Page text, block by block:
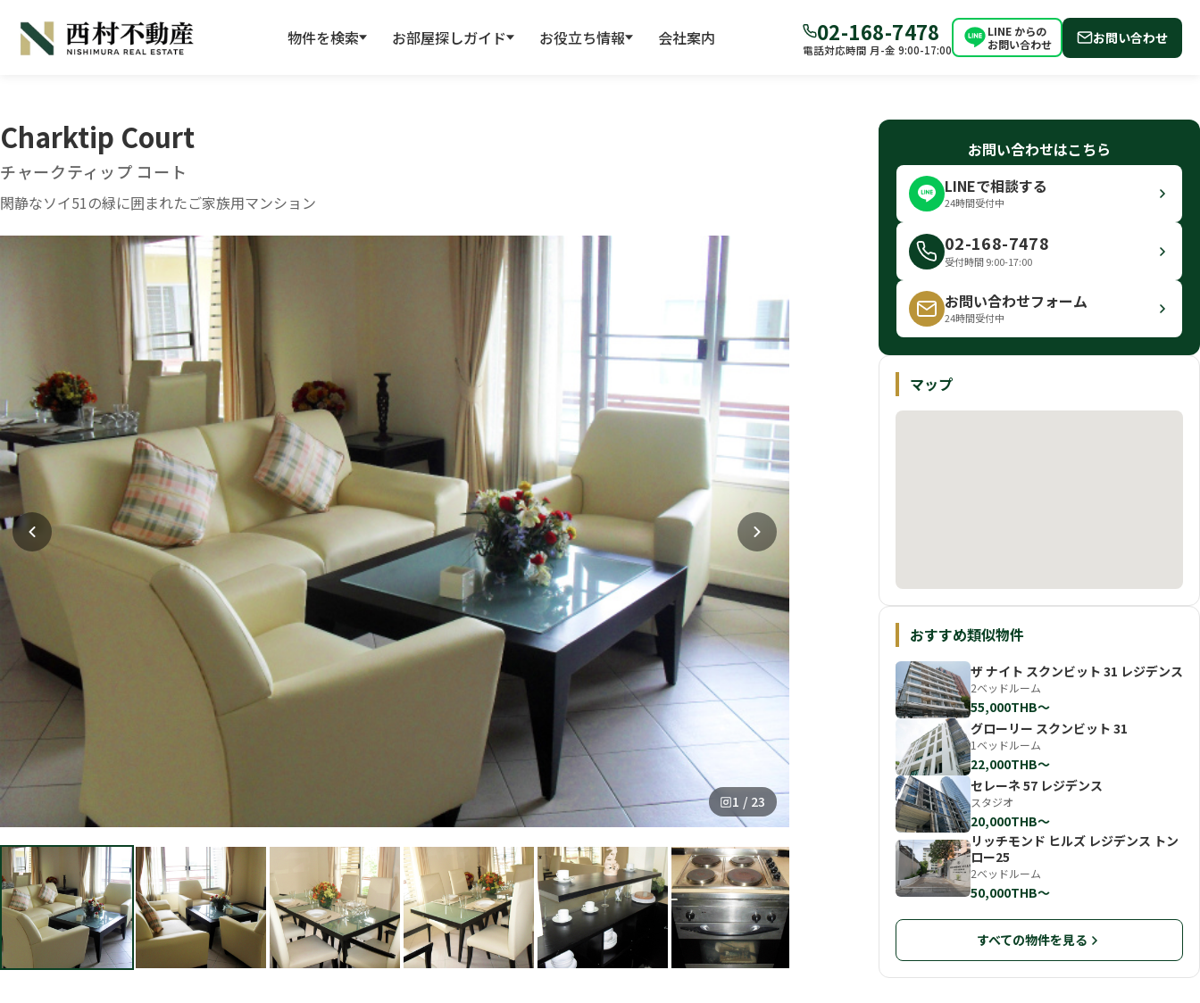
物件を検索 お部屋探しガイド お役立ち情報 会社案内 02-168-7478
電話対応時間 月-金 9:00-17:00
LINE からの
お問い合わせ
お問い合わせ
Charktip Court
チャークティップ コート
閑静なソイ51の緑に囲まれたご家族用マンション
1 / 23
お問い合わせはこちら
LINEで相談する
24時間受付中
02-168-7478
受付時間 9:00-17:00
お問い合わせフォーム
24時間受付中
マップ
おすすめ類似物件
ザ ナイト スクンビット 31 レジデンス
2ベッドルーム
55,000THB〜
グローリー スクンビット 31
1ベッドルーム
22,000THB〜
セレーネ 57 レジデンス
スタジオ
20,000THB〜
リッチモンド ヒルズ レジデンス トン
ロー25
2ベッドルーム
50,000THB〜
すべての物件を見る